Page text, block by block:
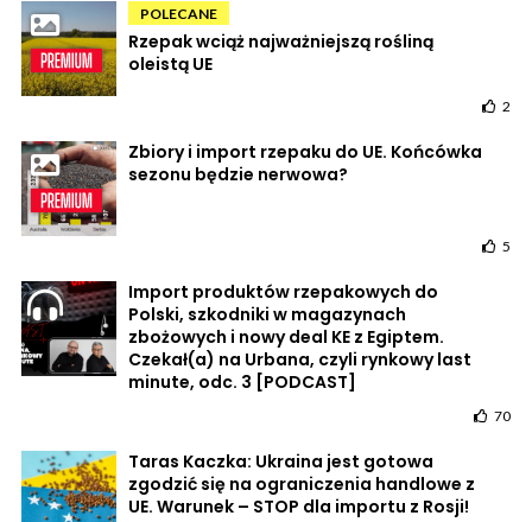
POLECANE
Rzepak wciąż najważniejszą rośliną
oleistą UE
2
Zbiory i import rzepaku do UE. Końcówka
sezonu będzie nerwowa?
5
Import produktów rzepakowych do
Polski, szkodniki w magazynach
zbożowych i nowy deal KE z Egiptem.
Czekał(a) na Urbana, czyli rynkowy last
minute, odc. 3 [PODCAST]
70
Taras Kaczka: Ukraina jest gotowa
zgodzić się na ograniczenia handlowe z
UE. Warunek – STOP dla importu z Rosji!